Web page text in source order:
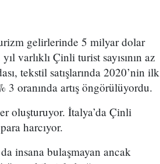
gelirlerinde 5 milyar dolar
varlıklı Çinli turist sayısının az
tekstil satışlarında 2020’nin ilk
3 oranında artış öngörülüyordu.
oluşturuyor. İtalya’da Çinli
harcıyor.
insana bulaşmayan ancak